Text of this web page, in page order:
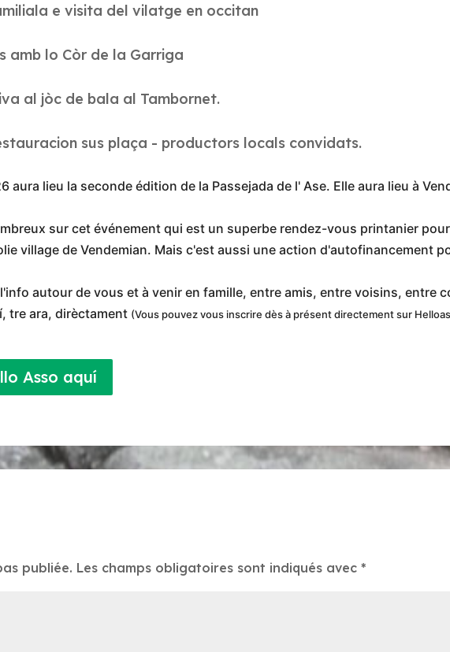
e visita del vilatge en occitan
amb lo Còr de la Garriga
al jòc de bala al Tambornet.
sus plaça - productors locals convidats.
aura lieu la seconde édition de la Passejada de l' Ase. Elle aura lieu à
sur cet événement qui est un superbe rendez-vous printanier
village de Vendemian. Mais c'est aussi une action d'autofinancement
autour de vous et à venir en famille, entre amis, entre voisins, entre
tre ara, dirèctament (Vous pouvez vous inscrire dès à présent directement sur
Asso aquí
publiée. Les champs obligatoires sont indiqués avec*